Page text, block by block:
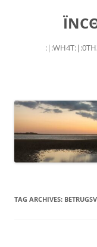
TAG ARCHIVES: